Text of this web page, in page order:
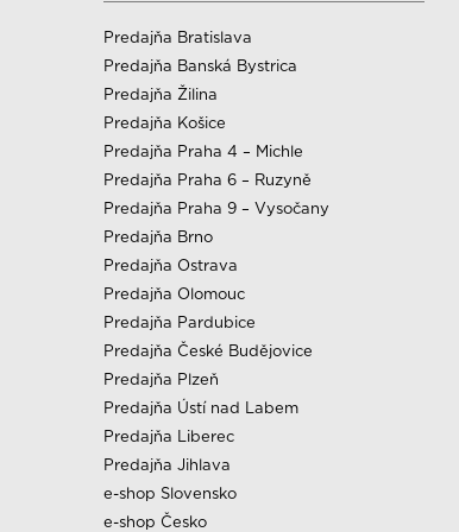
Predajňa Bratislava
Predajňa Banská Bystrica
Predajňa Žilina
Predajňa Košice
Predajňa Praha 4 – Michle
Predajňa Praha 6 – Ruzyně
Predajňa Praha 9 – Vysočany
Predajňa Brno
Predajňa Ostrava
Predajňa Olomouc
Predajňa Pardubice
Predajňa České Budějovice
Predajňa Plzeň
Predajňa Ústí nad Labem
Predajňa Liberec
Predajňa Jihlava
e-shop Slovensko
e-shop Česko